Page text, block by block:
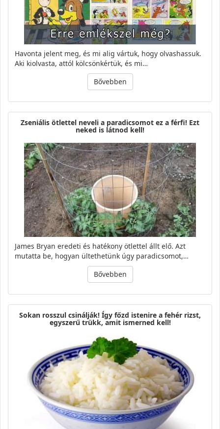
Havonta jelent meg, és mi alig vártuk, hogy olvashassuk.
Aki kiolvasta, attól kölcsönkértük, és mi…
Bővebben
Zseniális ötlettel neveli a paradicsomot ez a férfi! Ezt
neked is látnod kell!
James Bryan eredeti és hatékony ötlettel állt elő. Azt
mutatta be, hogyan ültethetünk úgy paradicsomot,…
Bővebben
Sokan rosszul csinálják! Így főzd istenire a fehér rizst,
egyszerű trükk, amit ismerned kell!